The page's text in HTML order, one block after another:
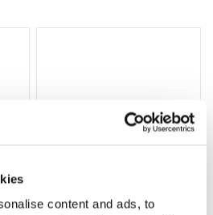
content and ads, to